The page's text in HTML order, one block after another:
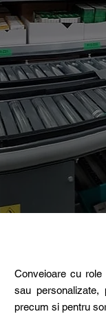
Conveioare cu role
sau personalizate,
precum si pentru